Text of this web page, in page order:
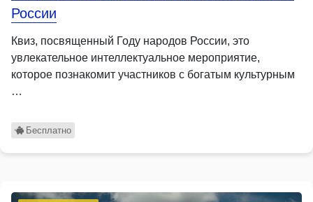
России
Квиз, посвященный Году народов России, это
увлекательное интеллектуальное мероприятие,
которое познакомит участников с богатым культурным
…
Бесплатно